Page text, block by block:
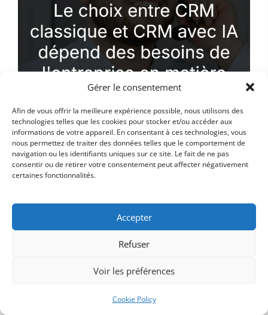
Gérer le consentement
Afin de vous offrir la meilleure expérience possible, nous utilisons des
technologies telles que les cookies pour stocker et/ou accéder aux
informations de votre appareil. En consentant à ces technologies, vous
nous permettez de traiter des données telles que le comportement de
navigation ou les identifiants uniques sur ce site. Le fait de ne pas
consentir ou de retirer votre consentement peut affecter négativement
certaines fonctionnalités.
Accepter
Refuser
Voir les préférences
Cookie Policy
Faut-il un CRM avec IA ou un
CRM classique suffit-il ?
La décision entre un CRM avec IA et un CRM
classique dépend des besoins spécifiques de